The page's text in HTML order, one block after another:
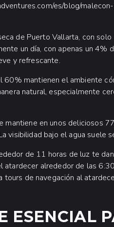
es/blog/
de Puerto Vallarta, con
un día, con apenas un 4%
y refrescante.
mantienen el ambiente
natural, especialmente
mantiene en unos deliciosos
visibilidad bajo el agua suele
de 11 horas de luz te
atardecer alrededor de las
de navegación al
ESENCIAL